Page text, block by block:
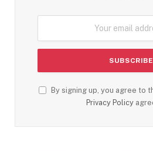
By signing up, you agree to
Privacy Policy